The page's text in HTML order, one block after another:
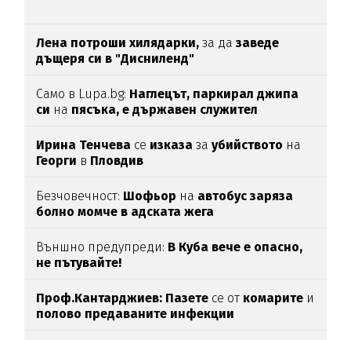
Лена потроши хилядарки,за да заведе
дъщеря си в "Дисниленд"
Само в Lupa.bg: Наглецът, паркирал джипа
си на пясъка, е държавен служител
Ирина Тенчева се изказазаубийството на
Георги в Пловдив
Безчовечност: Шофьор на автобус заряза
болно момче в адската жега
Външно предупреди: В Куба вече е опасно,
не пътувайте!
Проф.Кантарджиев: Пазете се от комарите и
полово предаваните инфекции